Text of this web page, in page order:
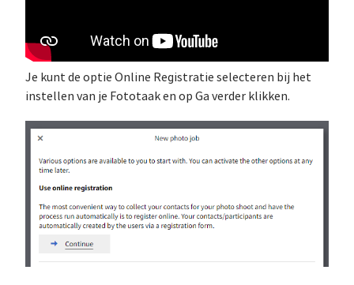
Je kunt de optie Online Registratie selecteren bij het
instellen van je Fototaak en op Ga verder klikken.